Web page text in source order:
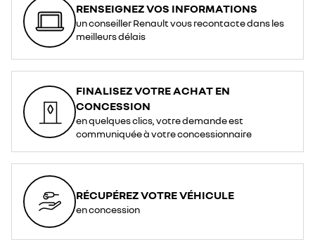
RENSEIGNEZ VOS INFORMATIONS
un conseiller Renault vous recontacte dans les
meilleurs délais
FINALISEZ VOTRE ACHAT EN
CONCESSION
en quelques clics, votre demande est
communiquée à votre concessionnaire
RÉCUPÉREZ VOTRE VÉHICULE
en concession